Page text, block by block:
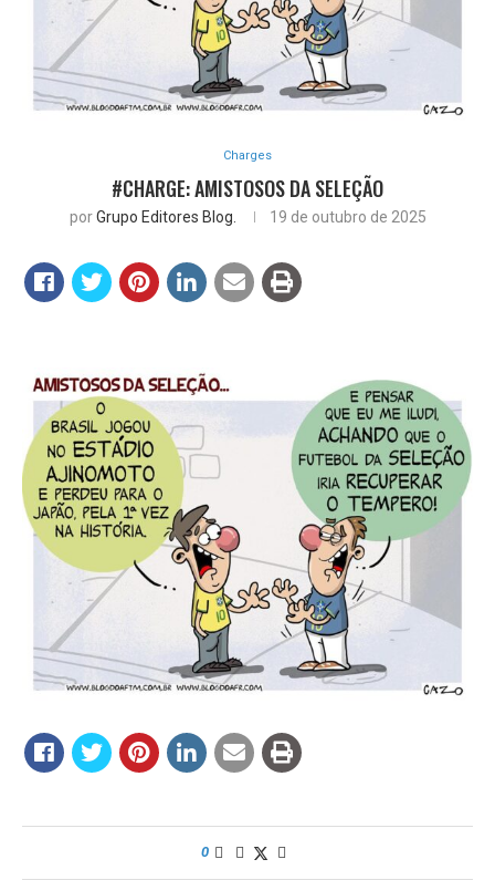
Charges
#CHARGE: AMISTOSOS DA SELEÇÃO
porGrupo Editores Blog. 19 de outubro de 2025
0